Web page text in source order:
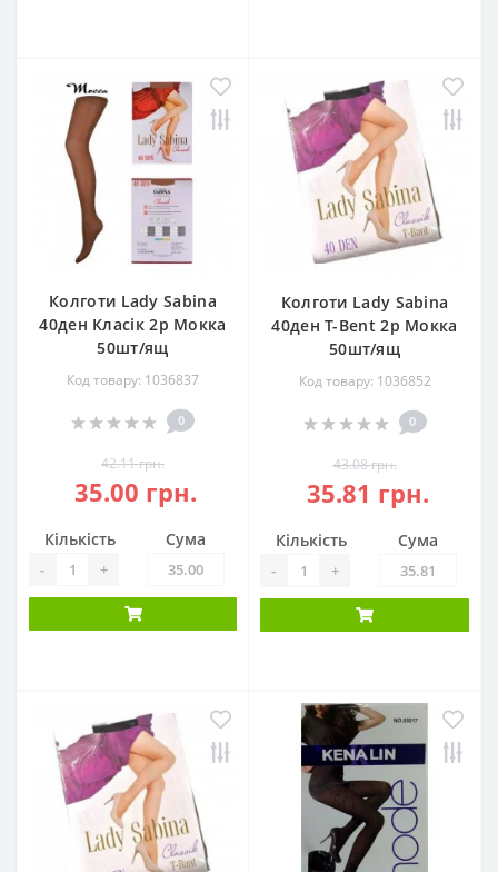
Колготи Lady Sabina
40ден Класік 2р Мокка
50шт/ящ
Код товару: 1036837
0
42.11 грн.
35.00 грн.
Кількість
- +
Сума
Колготи Lady Sabina
40ден Т-Bent 2р Мокка
50шт/ящ
Код товару: 1036852
0
43.08 грн.
35.81 грн.
Кількість
- +
Сума